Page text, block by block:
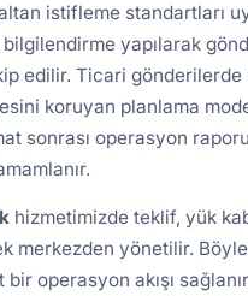
istifleme standartları
yapılarak
edilir. Ticari
koruyan planlama
sonrası operasyon
hizmetimizde teklif, yük
merkezden yönetilir.
bir operasyon akışı